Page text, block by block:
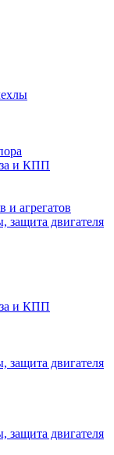
и КПП
и агрегатов
защита двигателя
и КПП
защита двигателя
защита двигателя